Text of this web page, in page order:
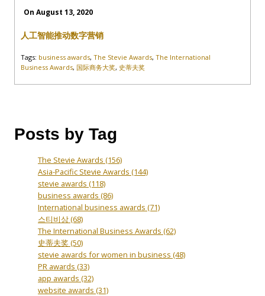
On August 13, 2020
人工智能推动数字营销
Tags: business awards, The Stevie Awards, The International
Business Awards, 国际商务大奖, 史蒂夫奖
Posts by Tag
The Stevie Awards (156)
Asia-Pacific Stevie Awards (144)
stevie awards (118)
business awards (86)
International business awards (71)
스티비상(68)
The International Business Awards (62)
史蒂夫奖 (50)
stevie awards for women in business (48)
PR awards (33)
app awards (32)
website awards (31)